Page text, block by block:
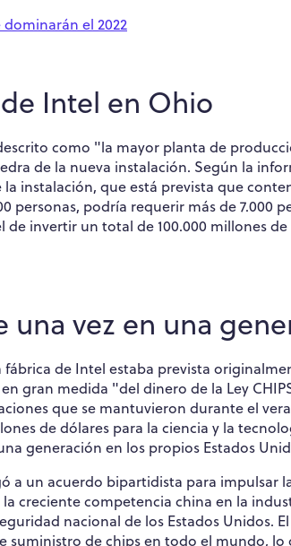
el 2022
Intel en Ohio
como "la mayor planta de
de la nueva instalación. Según la
instalación, que está prevista que
personas, podría requerir más de 7.000
invertir un total de 100.000 millones
una vez en una
de Intel estaba prevista
gran medida "del dinero de la Ley
que se mantuvieron durante el
de dólares para la ciencia y la
generación en los propios Estados
a un acuerdo bipartidista para impulsar
creciente competencia china en la
nacional de los Estados Unidos.
suministro de chips en todo el mundo,